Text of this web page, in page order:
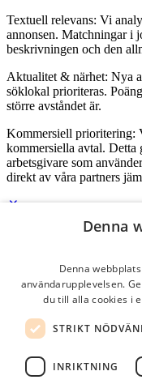
Textuell relevans: Vi
annonsen. Matchningar i
beskrivningen och den
Aktualitet & närhet: Nya
söklokal prioriteras.
större avståndet är.
Kommersiell prioritering:
kommersiella avtal. Detta
arbetsgivare som
direkt av våra partners
Logga in som
Lösenord
kom ihåg mig
logga in
Denna
Denna
användarupplevelsen.
du till alla cookies i
STRIKT
INRIKTNING